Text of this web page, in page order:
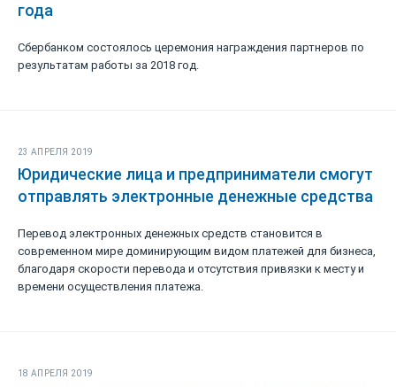
года
Сбербанком состоялось церемония награждения партнеров по
результатам работы за 2018 год.
23 АПРЕЛЯ 2019
Юридические лица и предприниматели смогут
отправлять электронные денежные средства
Перевод электронных денежных средств становится в
современном мире доминирующим видом платежей для бизнеса,
благодаря скорости перевода и отсутствия привязки к месту и
времени осуществления платежа.
18 АПРЕЛЯ 2019